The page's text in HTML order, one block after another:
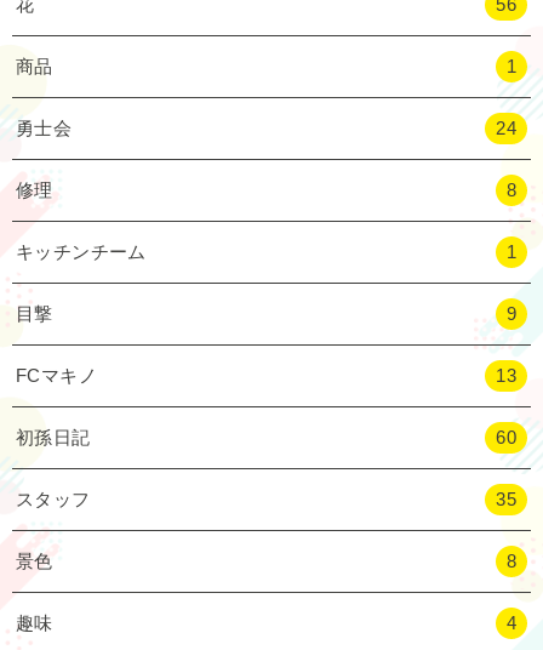
商品 1
勇士会 24
修理 8
キッチンチーム 1
目撃 9
FCマキノ 13
初孫日記 60
スタッフ 35
景色 8
趣味 4